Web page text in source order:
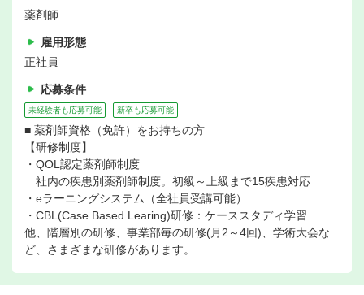
薬剤師
雇用形態
正社員
応募条件
未経験者も応募可能 新卒も応募可能
■ 薬剤師資格（免許）をお持ちの方
【研修制度】
・QOL認定薬剤師制度
社内の疾患別薬剤師制度。初級～上級まで15疾患対応
・eラーニングシステム（全社員受講可能）
・CBL(Case Based Learing)研修：ケーススタディ学習
他、階層別の研修、事業部毎の研修(月2～4回)、学術大会な
ど、さまざまな研修があります。